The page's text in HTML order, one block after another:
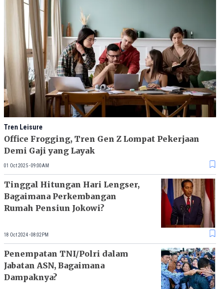
Tren Leisure
Office Frogging, Tren Gen Z Lompat Pekerjaan
Demi Gaji yang Layak
01 Oct 2025 - 09:00AM
Tinggal Hitungan Hari Lengser,
Bagaimana Perkembangan
Rumah Pensiun Jokowi?
18 Oct 2024 - 08:02PM
Penempatan TNI/Polri dalam
Jabatan ASN, Bagaimana
Dampaknya?